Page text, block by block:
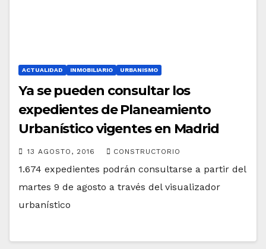
ACTUALIDAD INMOBILIARIO URBANISMO
Ya se pueden consultar los
expedientes de Planeamiento
Urbanístico vigentes en Madrid
13 AGOSTO, 2016 CONSTRUCTORIO
1.674 expedientes podrán consultarse a partir del
martes 9 de agosto a través del visualizador
urbanístico